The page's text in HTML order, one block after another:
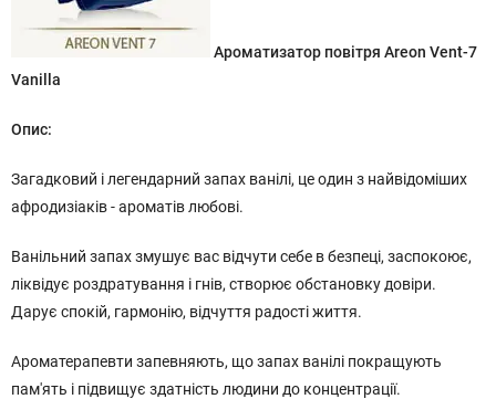
Ароматизатор повітря Areon Vent-7
Vanilla
Опис:
Загадковий і легендарний запах ванілі, це один з найвідоміших
афродизіаків - ароматів любові.
Ванільний запах змушує вас відчути себе в безпеці, заспокоює,
ліквідує роздратування і гнів, створює обстановку довіри.
Дарує спокій, гармонію, відчуття радості життя.
Ароматерапевти запевняють, що запах ванілі покращують
пам'ять і підвищує здатність людини до концентрації.